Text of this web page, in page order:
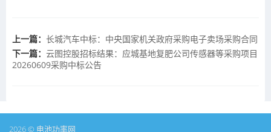
上一篇： 长城汽车中标：中央国家机关政府采购电子卖场采购合同
下一篇： 云图控股招标结果：应城基地复肥公司传感器等采购项目
20260609采购中标公告
2026 © 电池功率网